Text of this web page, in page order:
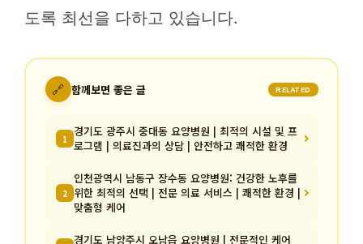
도록 최선을 다하고 있습니다.
🔗 함께보면 좋은 글 RELATED
1 경기도 광주시 중대동 요양병원 | 최적의 시설 및 프
로그램 | 의료진과의 상담 | 안전하고 쾌적한 환경
2
인천광역시 남동구 장수동 요양병원: 건강한 노후를
위한 최적의 선택 | 전문 의료 서비스 | 쾌적한 환경 |
맞춤형 케어
경기도 남양주시 오남읍 요양병원 | 전문적인 케어